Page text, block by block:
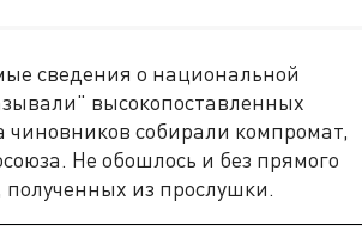
сведения о национальной
высокопоставленных
собирали компромат,
Не обошлось и без прямого
из прослушки.